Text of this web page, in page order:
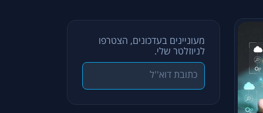
מעוניינים בעדכונים, הצטרפו
לניוזלטר שלי.